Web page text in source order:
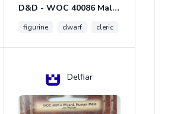
D&D - WOC 40086 Male Dwarven Cleric Miniature - Donjons Dragons
figurine dwarf cleric
Delfiar